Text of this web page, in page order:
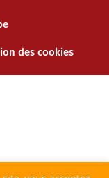
des cookies